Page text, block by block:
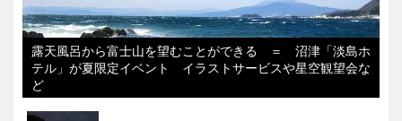
露天風呂から富士山を望むことができる ＝ 沼津「淡島ホ
テル」が夏限定イベント イラストサービスや星空観望会な
ど